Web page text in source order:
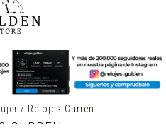
/ Relojes Curren
CURREN